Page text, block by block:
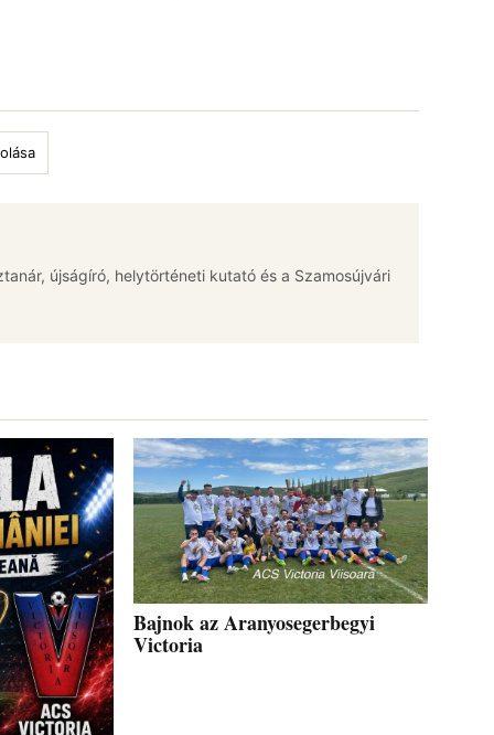
újságíró, helytörténeti kutató és a Szamosújvári
Bajnok az Aranyosegerbegyi
Victoria